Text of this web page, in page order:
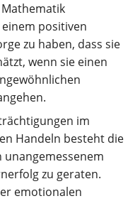
positiven
zu haben, dass sie
wenn sie einen
im
Handeln besteht die
unangemessenem
zu geraten.
emotionalen